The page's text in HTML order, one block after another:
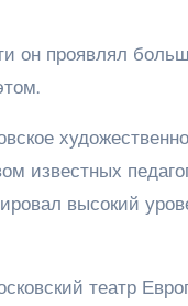
он проявлял
известных
высокий
театр